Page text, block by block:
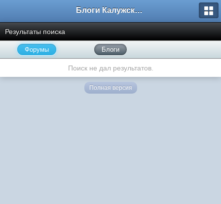
Блоги Калужского перекрестка
Результаты поиска
Форумы Блоги
Поиск не дал результатов.
Полная версия